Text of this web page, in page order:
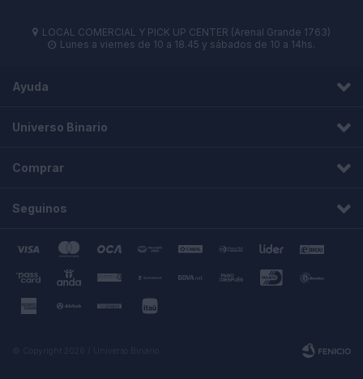
 LOCAL COMERCIAL Y PICK UP CENTER (Arenal Grande 1763)
 Lunes a viernes de 10 a 18.45 y sábados de 10 a 14hs.
Ayuda
Universo Binario
Comprar
Seguinos